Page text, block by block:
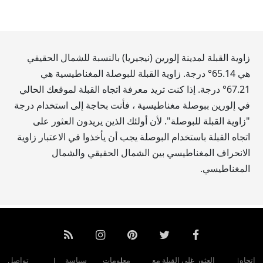
زاوية القبلة لمدينة إلورين (نيجيريا) بالنسبة للشمال الحقيقي
هي65.14° درجة. زاوية القبلة للبوصلة المغناطيسية هي
67.21° درجة. إذا كنت تريد معرفة اتجاه القبلة لموقعك الحالي
في إلورين ببوصلة مغناطيسية ، فأنت بحاجة إلى استخدام درجة
"زاوية القبلة للبوصلة". لأن أولئك الذين يريدون العثور على
اتجاه القبلة باستخدام البوصلة يجب أن يأخذوا في الاعتبار زاوية
الانحراف المغناطيسي بين الشمال الحقيقي والشمال
المغناطيسي.
اتجاه العثور على القبلة مع معلومات سياسة تواصل